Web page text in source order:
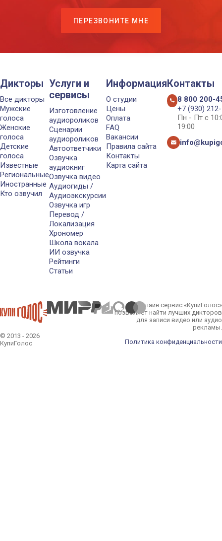
ПЕРЕЗВОНИТЕ МНЕ
Дикторы
Все дикторы
Мужские
голоса
Женские
голоса
Детские
голоса
Известные
Региональные
Иностранные
Кто озвучил
Услуги и
сервисы
Изготовление
аудиороликов
Сценарии
аудиороликов
Автоответчики
Озвучка
аудиокниг
Озвучка видео
Аудиогиды /
Аудиоэкскурсии
Озвучка игр
Перевод /
Локализация
Хрономер
Школа вокала
ИИ озвучка
Рейтинги
Статьи
Информация
О студии
Цены
Оплата
FAQ
Вакансии
Правила сайта
Контакты
Карта сайта
Контакты
8 800 200-
+7 (930)
Пн - Пт с
19:00
© 2013 - 2026
КупиГолос
Онлайн сервис «КупиГолос»
позволяет найти лучших дикторов
для записи видео или аудио
рекламы.
Политика конфиденциальности